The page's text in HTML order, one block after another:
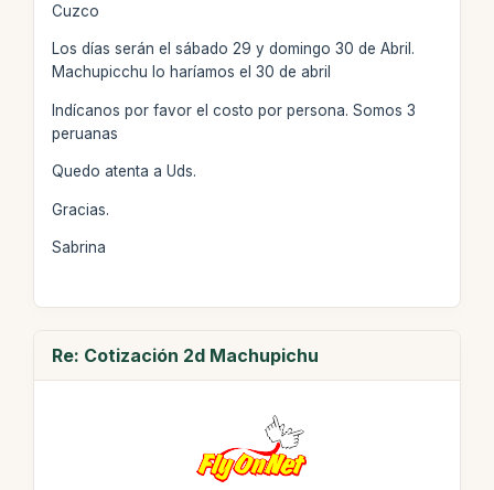
Cuzco
Los días serán el sábado 29 y domingo 30 de Abril.
Machupicchu lo haríamos el 30 de abril
Indícanos por favor el costo por persona. Somos 3
peruanas
Quedo atenta a Uds.
Gracias.
Sabrina
Re: Cotización 2d Machupichu